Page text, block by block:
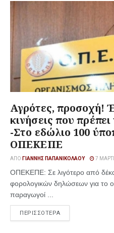
Αγρότες, προσοχή!
κινήσεις που
-Στο εδώλιο 100
ΟΠΕΚΕΠΕ
ΑΠΌ ΓΙΆΝΝΗΣ ΠΑΠΑΝΙΚΟΛΆΟΥ 7
ΟΠΕΚΕΠΕ: Σε λιγότερο από δέκα
φορολογικών δηλώσεων για το
παραγωγοί ...
ΠΕΡΙΣΣΟΤΕΡΑ